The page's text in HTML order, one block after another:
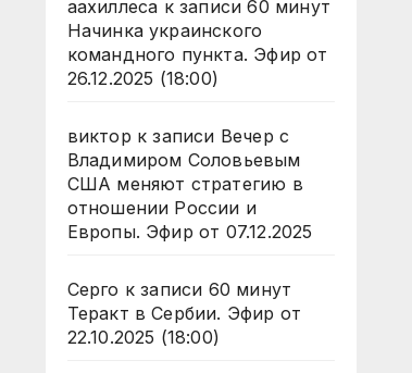
аахиллеса к записи60 минут
Начинка украинского
командного пункта. Эфир от
26.12.2025 (18:00)
виктор к записи Вечер с
Владимиром Соловьевым
США меняют стратегию в
отношении России и
Европы. Эфир от 07.12.2025
Серго к записи 60 минут
Теракт в Сербии. Эфир от
22.10.2025 (18:00)